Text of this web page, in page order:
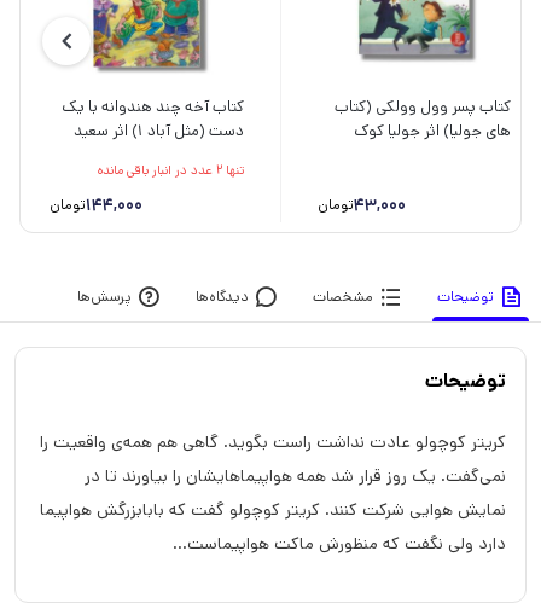
کتاب پسر وول وولکی (کتاب
های جولیا) اثر جولیا کوک
43,000تومان
کتاب آخه چند هندوانه با یک
دست (مثل آباد 1) اثر سعید
تنها 2 عدد در انبار باقی مانده
144,000تومان
توضیحات مشخصات دیدگاه‌ها پرسش‌ها
توضیحات
کریتر کوچولو عادت نداشت راست بگوید. گاهی هم همه‌ی واقعیت را
نمی‌گفت. یک روز قرار شد همه هواپیماهایشان را بیاورند تا در
نمایش هوایی شرکت کنند. کریتر کوچولو گفت که بابابزرگش هواپیما
دارد ولی نگفت که منظورش ماکت هواپیماست...